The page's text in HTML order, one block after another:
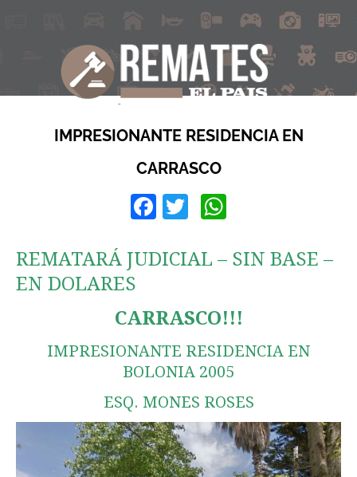
IMPRESIONANTE RESIDENCIA EN
CARRASCO
Facebook
Twitter
REMATARÁ JUDICIAL – SIN BASE –
EN DOLARES
CARRASCO!!!
IMPRESIONANTE RESIDENCIA EN
BOLONIA 2005
ESQ. MONES ROSES